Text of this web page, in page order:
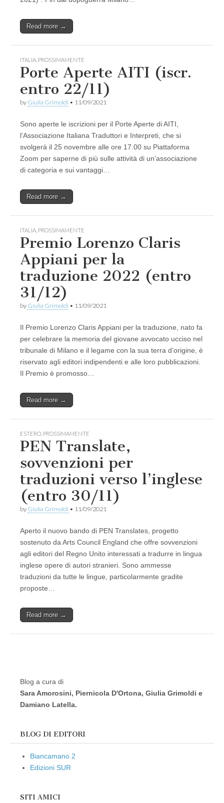
Read more →
ITALIA PROSSIMAMENTE
Porte Aperte AITI (iscr.
entro 22/11)
by Giulia Grimoldi • 11/09/2021
Sono aperte le iscrizioni per il Porte Aperte di AITI,
l’Associazione Italiana Traduttori e Interpreti, che si
svolgerà il 25 novembre alle ore 17.00 su Piattaforma
Zoom per saperne di più sulle attività di un’associazione
di categoria e sui vantaggi…
Read more →
ITALIA PROSSIMAMENTE
Premio Lorenzo Claris
Appiani per la
traduzione 2022 (entro
31/12)
by Giulia Grimoldi • 11/09/2021
Il Premio Lorenzo Claris Appiani per la traduzione, nato fa
per celebrare la memoria del giovane avvocato ucciso nel
tribunale di Milano e il legame con la sua terra d’origine, è
riservato agli editori indipendenti e alle loro pubblicazioni.
Il Premio è promosso…
Read more →
ESTERO PROSSIMAMENTE
PEN Translate,
sovvenzioni per
traduzioni verso l’inglese
(entro 30/11)
by Giulia Grimoldi • 11/09/2021
Aperto il nuovo bando di PEN Translates, progetto
sostenuto da Arts Council England che offre sovvenzioni
agli editori del Regno Unito interessati a tradurre in lingua
inglese opere di autori stranieri. Sono ammesse
traduzioni da tutte le lingue, particolarmente gradite
proposte…
Read more →
Blog a cura di
Sara Amorosini, Piernicola D'Ortona, Giulia Grimoldi e
Damiano Latella.
BLOG DI EDITORI
Biancamano 2
Edizioni SUR
SITI AMICI